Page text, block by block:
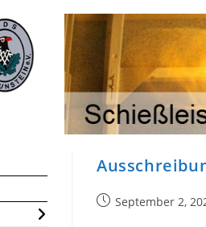
BeitragSeptember 2,